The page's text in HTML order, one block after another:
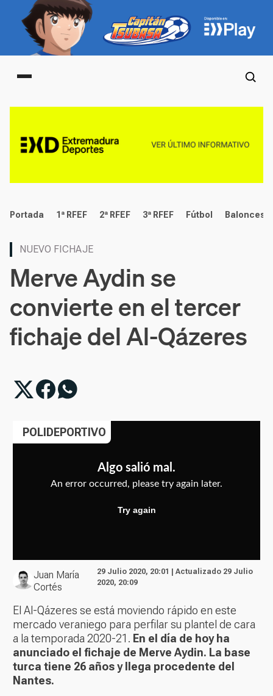
Main menu
deportes
Portada 1ª RFEF 2ª RFEF 3ª RFEF Fútbol Baloncesto
NUEVO FICHAJE
Merve Aydin se
convierte en el tercer
fichaje del Al-Qázeres
POLIDEPORTIVO
Juan María
Cortés
29 Julio 2020, 20:01 | Actualizado 29 Julio
2020, 20:09
El Al-Qázeres se está moviendo rápido en este
mercado veraniego para perfilar su plantel de cara
a la temporada 2020-21. En el día de hoy ha
anunciado el fichaje de Merve Aydin. La base
turca tiene 26 años y llega procedente del
Nantes.